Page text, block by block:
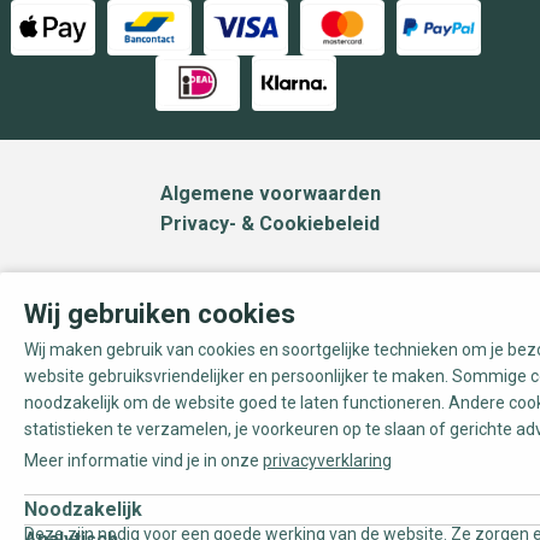
Algemene voorwaarden
Privacy- & Cookiebeleid
Wij gebruiken cookies
Wij maken gebruik van cookies en soortgelijke technieken om je
website gebruiksvriendelijker en persoonlijker te maken. Sommige
noodzakelijk om de website goed te laten functioneren. Andere
statistieken te verzamelen, je voorkeuren op te slaan of gerichte
Meer informatie vind je in onze privacyverklaring
Noodzakelijk
Deze zijn nodig voor een goede werking van de website. Ze zorgen